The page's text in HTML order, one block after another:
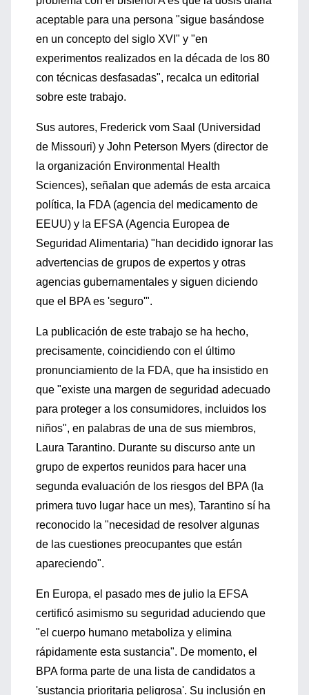
aceptable para una persona "sigue basándose
en un concepto del siglo XVI" y "en
experimentos realizados en la década de los 80
con técnicas desfasadas", recalca un editorial
sobre este trabajo.
Sus autores, Frederick vom Saal (Universidad
de Missouri) y John Peterson Myers (director de
la organización Environmental Health
Sciences), señalan que además de esta arcaica
política, la FDA (agencia del medicamento de
EEUU) y la EFSA (Agencia Europea de
Seguridad Alimentaria) "han decidido ignorar las
advertencias de grupos de expertos y otras
agencias gubernamentales y siguen diciendo
que el BPA es 'seguro'".
La publicación de este trabajo se ha hecho,
precisamente, coincidiendo con el último
pronunciamiento de la FDA, que ha insistido en
que "existe una margen de seguridad adecuado
para proteger a los consumidores, incluidos los
niños", en palabras de una de sus miembros,
Laura Tarantino. Durante su discurso ante un
grupo de expertos reunidos para hacer una
segunda evaluación de los riesgos del BPA (la
primera tuvo lugar hace un mes), Tarantino sí ha
reconocido la "necesidad de resolver algunas
de las cuestiones preocupantes que están
apareciendo".
En Europa, el pasado mes de julio la EFSA
certificó asimismo su seguridad aduciendo que
"el cuerpo humano metaboliza y elimina
rápidamente esta sustancia". De momento, el
BPA forma parte de una lista de candidatos a
'sustancia prioritaria peligrosa'. Su inclusión en